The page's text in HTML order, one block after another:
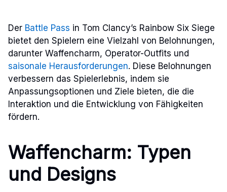
Der Battle Pass in Tom Clancy’s Rainbow Six Siege
bietet den Spielern eine Vielzahl von Belohnungen,
darunter Waffencharm, Operator-Outfits und
saisonale Herausforderungen. Diese Belohnungen
verbessern das Spielerlebnis, indem sie
Anpassungsoptionen und Ziele bieten, die die
Interaktion und die Entwicklung von Fähigkeiten
fördern.
Waffencharm: Typen
und Designs